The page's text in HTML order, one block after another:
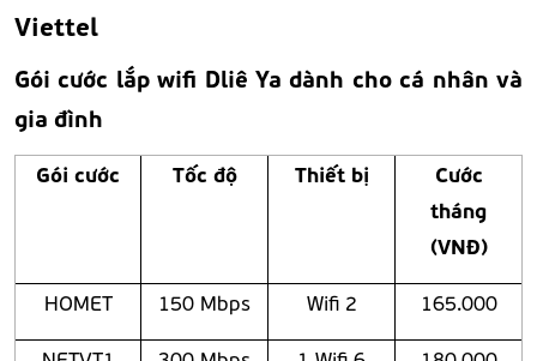
Viettel
Gói cước lắp wifi Dliê Ya dành cho cá nhân và
gia đình
Gói cước Tốc độ Thiết bị
Cước
tháng
(VNĐ)
HOMET 150 Mbps Wifi 2 165.000